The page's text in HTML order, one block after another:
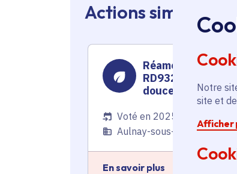
Notre
site et
Afficher
Actions similaires
Réaménagement
RD932 pour la
douce
Voté en 2025
Aulnay-sous-Bois (93)
En savoir plus